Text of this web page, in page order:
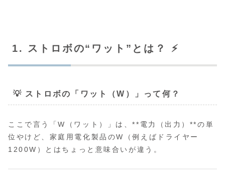
1. ストロボの“ワット”とは？ ⚡
💡 ストロボの「ワット（W）」って何？
ここで言う「W（ワット）」は、**電力（出力）**の単
位やけど、家庭用電化製品のW（例えばドライヤー
1200W）とはちょっと意味合いが違う。